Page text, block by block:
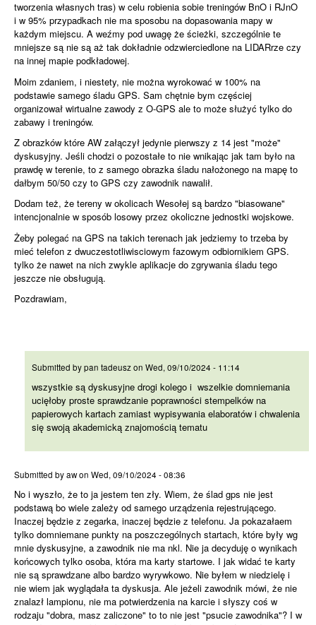
tworzenia własnych tras) w celu robienia sobie treningów BnO i RJnO
i w 95% przypadkach nie ma sposobu na dopasowania mapy w
każdym miejscu. A weźmy pod uwagę że ścieżki, szczególnie te
mniejsze są nie są aż tak dokładnie odzwierciedlone na LIDARrze czy
na innej mapie podkładowej.
Moim zdaniem, i niestety, nie można wyrokować w 100% na
podstawie samego śladu GPS. Sam chętnie bym częściej
organizował wirtualne zawody z O-GPS ale to może służyć tylko do
zabawy i treningów.
Z obrazków które AW załączył jedynie pierwszy z 14 jest "może"
dyskusyjny. Jeśli chodzi o pozostałe to nie wnikając jak tam było na
prawdę w terenie, to z samego obrazka śladu nałożonego na mapę to
dałbym 50/50 czy to GPS czy zawodnik nawalił.
Dodam też, że tereny w okolicach Wesołej są bardzo "biasowane"
intencjonalnie w sposób losowy przez okoliczne jednostki wojskowe.
Żeby polegać na GPS na takich terenach jak jedziemy to trzeba by
mieć telefon z dwuczestotliwisciowym fazowym odbiornikiem GPS.
tylko że nawet na nich zwykle aplikacje do zgrywania śladu tego
jeszcze nie obsługują.
Pozdrawiam,
wszystkie są dyskusyjne drogi
Submitted bypan tadeuszon Wed, 09/10/2024 - 11:14
wszystkie są dyskusyjne drogi kolego i wszelkie domniemania
ucięłoby proste sprawdzanie poprawności stempelków na
papierowych kartach zamiast wypisywania elaboratów i chwalenia
się swoją akademicką znajomością tematu
No i wyszło, że to ja jestem
Submitted byawon Wed, 09/10/2024 - 08:36
No i wyszło, że to ja jestem ten zły. Wiem, że ślad gps nie jest
podstawą bo wiele zależy od samego urządzenia rejestrującego.
Inaczej będzie z zegarka, inaczej będzie z telefonu. Ja pokazałaem
tylko domniemane punkty na poszczególnych startach, które były wg
mnie dyskusyjne, a zawodnik nie ma nkl. Nie ja decyduję o wynikach
końcowych tylko osoba, która ma karty startowe. I jak widać te karty
nie są sprawdzane albo bardzo wyrywkowo. Nie byłem w niedzielę i
nie wiem jak wyglądała ta dyskusja. Ale jeżeli zawodnik mówi, że nie
znalazł lampionu, nie ma potwierdzenia na karcie i słyszy coś w
rodzaju "dobra, masz zaliczone" to to nie jest "psucie zawodnika"? I w